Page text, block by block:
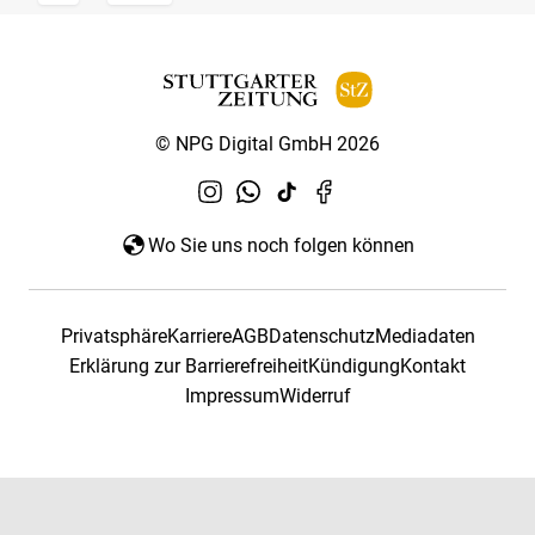
© NPG Digital GmbH 2026
Wo Sie uns noch folgen können
PrivatsphäreKarriereAGBDatenschutzMediadaten
Erklärung zur BarrierefreiheitKündigungKontakt
ImpressumWiderruf